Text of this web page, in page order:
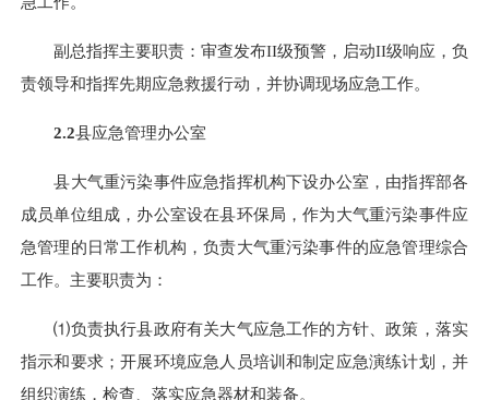
副总指挥主要职责：审查发布II级预警，启动II级响应，负
责领导和指挥先期应急救援行动，并协调现场应急工作。
2.2县应急管理办公室
县大气重污染事件应急指挥机构下设办公室，由指挥部各
成员单位组成，办公室设在县环保局，作为大气重污染事件应
急管理的日常工作机构，负责大气重污染事件的应急管理综合
工作。主要职责为：
⑴负责执行县政府有关大气应急工作的方针、政策，落实
指示和要求；开展环境应急人员培训和制定应急演练计划，并
组织演练，检查、落实应急器材和装备。